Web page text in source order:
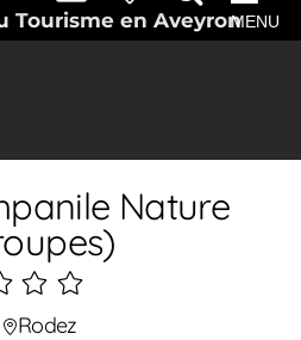
Tourisme en AveyronMENU
Nature
étoiles
Rodez